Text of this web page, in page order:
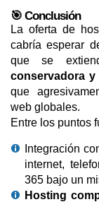
🎯 Conclusión
La oferta de
cabría esperar
que se
conservadora y
que
web globales.
Entre los puntos
Integración
internet,
365 bajo un
Hosting